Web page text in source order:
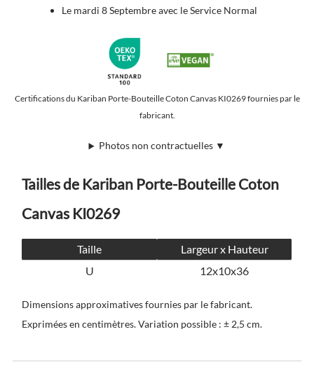
Le mardi 8 Septembre avec le Service Normal
Certifications du Kariban Porte-Bouteille Coton Canvas KI0269 fournies par le
fabricant.
Photos non contractuelles ▼
Tailles de Kariban Porte-Bouteille Coton
Canvas KI0269
Taille
Largeur x Hauteur
U
12x10x36
Dimensions approximatives fournies par le fabricant.
Exprimées en centimètres. Variation possible : ± 2,5 cm.